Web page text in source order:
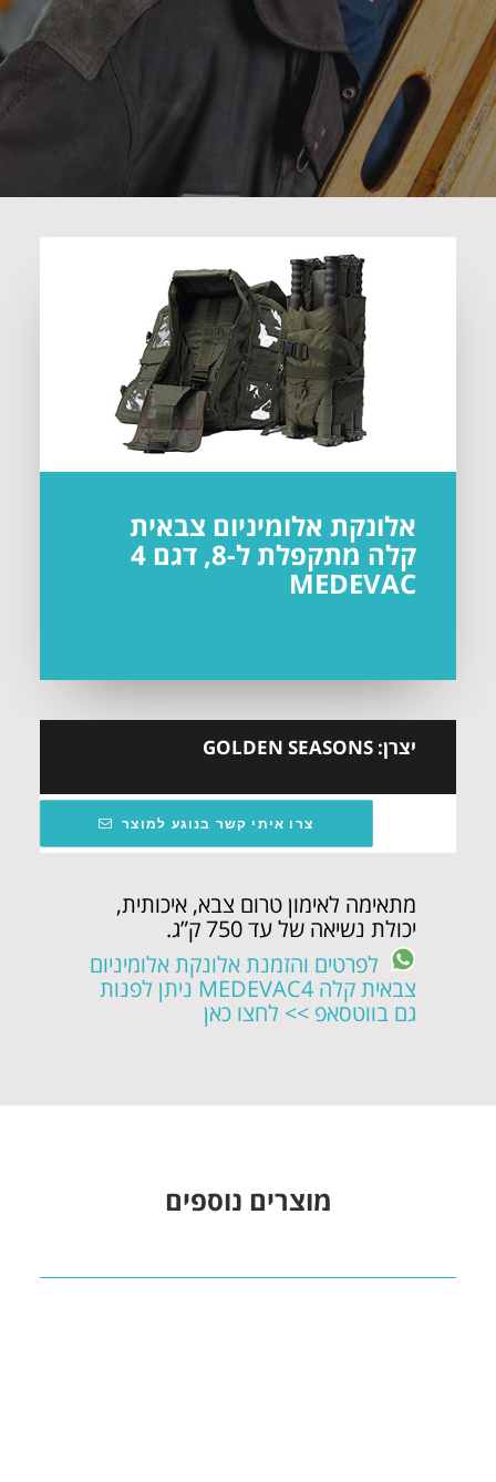
Search
אלונקת אלומיניום צבאית
קלה מתקפלת ל-8, דגם 4
MEDEVAC
יצרן: GOLDEN SEASONS
צרו איתי קשר בנוגע למוצר
מתאימה לאימון טרום צבא, איכותית,
יכולת נשיאה של עד 750 ק”ג.
לפרטים והזמנת אלונקת אלומיניום
צבאית קלה MEDEVAC4 ניתן לפנות
גם בווטסאפ >> לחצו כאן
מוצרים נוספים